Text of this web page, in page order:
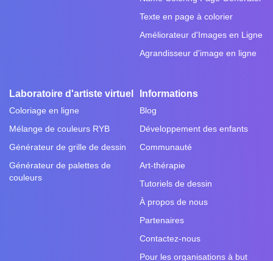
Texte en page à colorier
Améliorateur d'Images en Ligne
Agrandisseur d'image en ligne
Laboratoire d'artiste virtuel
Coloriage en ligne
Mélange de couleurs RYB
Générateur de grille de dessin
Générateur de palettes de
couleurs
Informations
Blog
Développement des enfants
Communauté
Art-thérapie
Tutoriels de dessin
À propos de nous
Partenaires
Contactez-nous
Pour les organisations à but